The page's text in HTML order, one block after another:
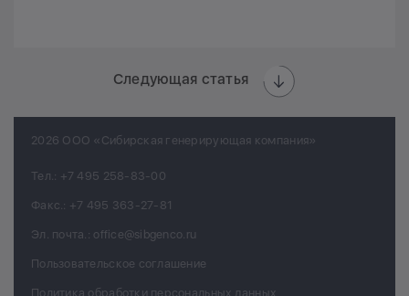
Следующая статья
2026 ООО «Сибирская генерирующая компания»
Тел.: +7 495 258-83-00
Факс.: +7 495 363-27-81
Эл. почта.: office@sibgenco.ru
Пользовательское соглашение
Политика обработки персональных данных